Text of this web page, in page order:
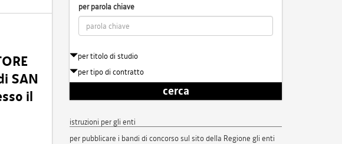
SAN
il
per parola chiave
per titolo di studio
per tipo di contratto
cerca
istruzioni per gli enti
per pubblicare i bandi di concorso sul sito della Regione gli enti